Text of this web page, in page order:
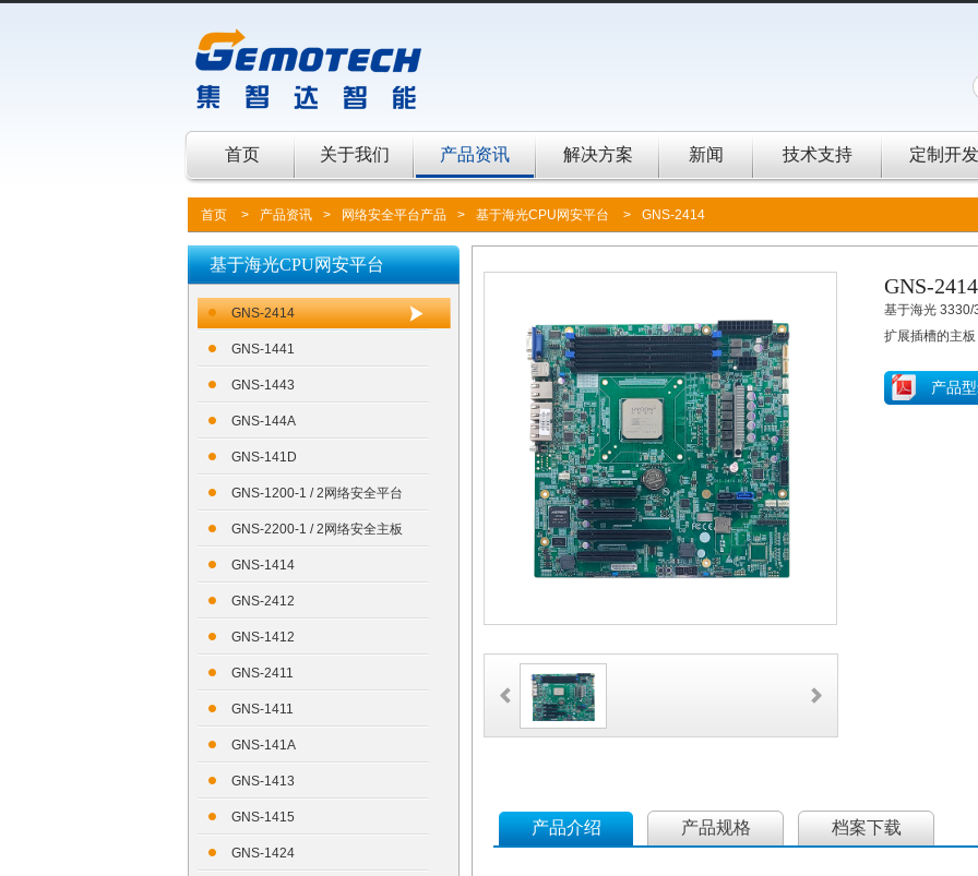
首页 关于我们 产品资讯 解决方案 新闻 技术支持 定制开发
首页 > 产品资讯 > 网络安全平台产品 > 基于海光CPU网安平台 > GNS-2414
基于海光CPU网安平台
GNS-2414
GNS-1441
GNS-1443
GNS-144A
GNS-141D
GNS-1200-1 / 2网络安全平台
GNS-2200-1 / 2网络安全主板
GNS-1414
GNS-2412
GNS-1412
GNS-2411
GNS-1411
GNS-141A
GNS-1413
GNS-1415
GNS-1424
GNS-2414
基于海光 3330/
扩展插槽的主板
产品
产品介绍 产品规格 档案下载